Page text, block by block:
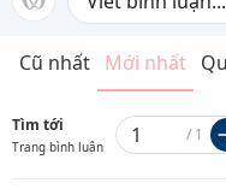
Cũ nhất Mới nhất
Tìm tới
Trang bình luận
/ 1